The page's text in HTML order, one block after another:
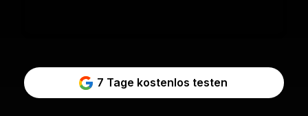
7 Tage kostenlos testen